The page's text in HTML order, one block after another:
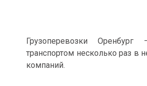
Грузоперевозки
транспортом несколько раз
компаний.